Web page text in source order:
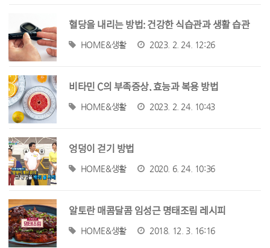
혈당을 내리는 방법: 건강한 식습관과 생활 습관
HOME&생활 2023. 2. 24. 12:26
비타민 C의 부족증상, 효능과 복용 방법
HOME&생활 2023. 2. 24. 10:43
엉덩이 걷기 방법
HOME&생활 2020. 6. 24. 10:36
알토란 매콤달콤 임성근 명태조림 레시피
HOME&생활 2018. 12. 3. 16:16